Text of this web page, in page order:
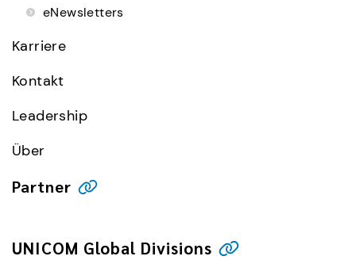
eNewsletters
Karriere
Kontakt
Leadership
Über
Partner
UNICOM Global Divisions